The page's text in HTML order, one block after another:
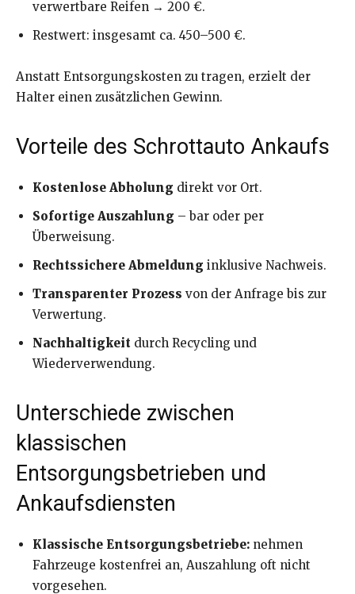
verwertbare Reifen → 200 €.
Restwert: insgesamt ca. 450–500 €.
Anstatt Entsorgungskosten zu tragen, erzielt der
Halter einen zusätzlichen Gewinn.
Vorteile des Schrottauto Ankaufs
Kostenlose Abholung direkt vor Ort.
Sofortige Auszahlung – bar oder per
Überweisung.
Rechtssichere Abmeldung inklusive Nachweis.
Transparenter Prozess von der Anfrage bis zur
Verwertung.
Nachhaltigkeit durch Recycling und
Wiederverwendung.
Unterschiede zwischen
klassischen
Entsorgungsbetrieben und
Ankaufsdiensten
Klassische Entsorgungsbetriebe: nehmen
Fahrzeuge kostenfrei an, Auszahlung oft nicht
vorgesehen.